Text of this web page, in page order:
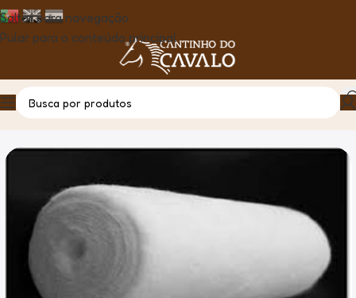
Saltar para navegação
Pular para o conteúdo principal
Casa Produto Rolo Algodão 1kg